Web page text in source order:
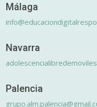
Málaga
Navarra
Palencia